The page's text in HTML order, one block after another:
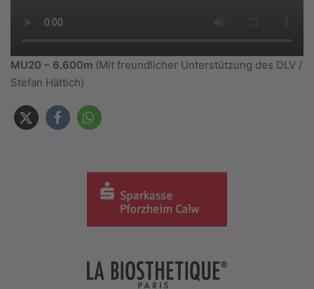
MU20 – 6.600m (Mit freundlicher Unterstützung des DLV /
Stefan Hättich)